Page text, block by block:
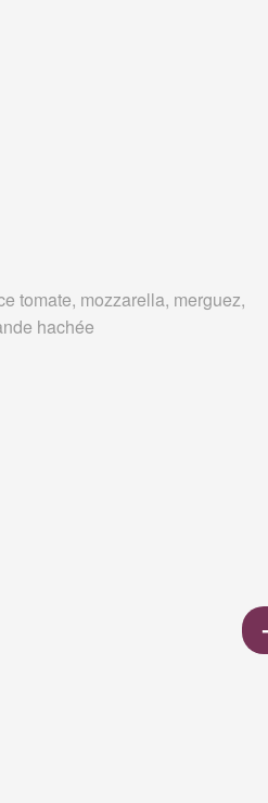
tomate, mozzarella, merguez,
hachée